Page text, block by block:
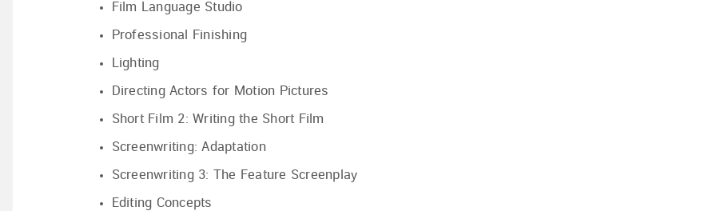
Film Language Studio
Professional Finishing
Lighting
Directing Actors for Motion Pictures
Short Film 2: Writing the Short Film
Screenwriting: Adaptation
Screenwriting 3: The Feature Screenplay
Editing Concepts